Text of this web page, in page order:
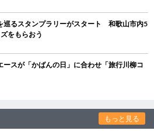
巡るスタンプラリーがスタート 和歌山市内5
をもらおう
スが「かばんの日」に合わせ「旅行川柳コ
もっと見る